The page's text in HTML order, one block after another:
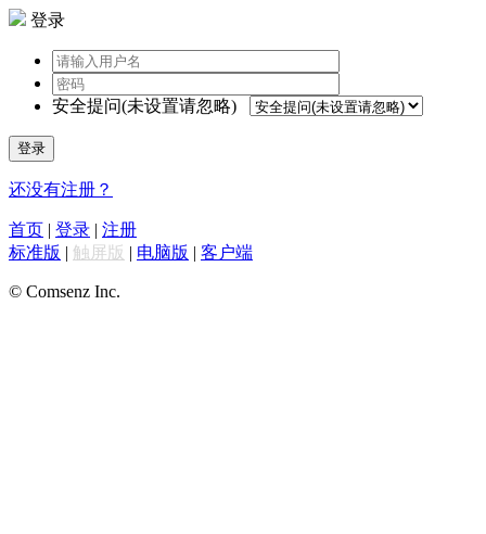
登录
安全提问(未设置请忽略)
登录
还没有注册？
首页 | 登录 | 注册
标准版 | 触屏版 | 电脑版 | 客户端
© Comsenz Inc.